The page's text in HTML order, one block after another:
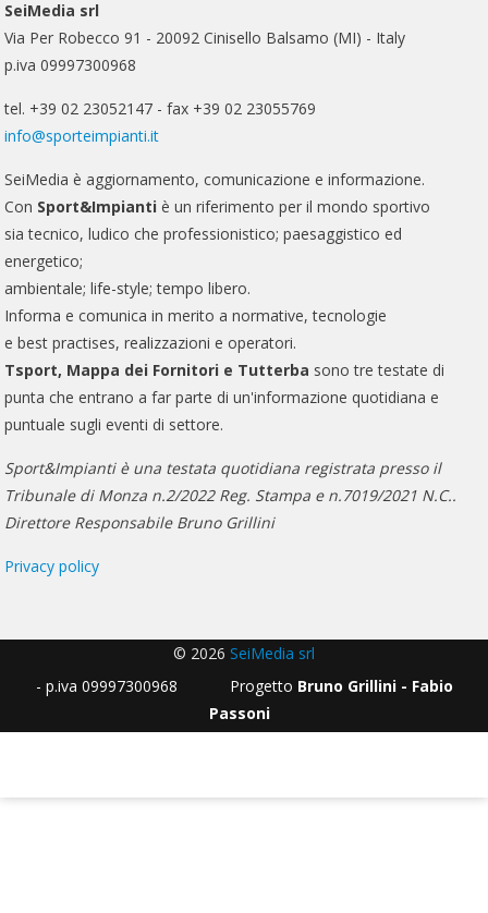
SeiMedia srl
Via Per Robecco 91 - 20092 Cinisello Balsamo (MI) - Italy
p.iva 09997300968
tel. +39 02 23052147 - fax +39 02 23055769
info@sporteimpianti.it
SeiMedia è aggiornamento, comunicazione e informazione.
Con Sport&Impianti è un riferimento per il mondo sportivo
sia tecnico, ludico che professionistico; paesaggistico ed
energetico;
ambientale; life-style; tempo libero.
Informa e comunica in merito a normative, tecnologie
e best practises, realizzazioni e operatori.
Tsport, Mappa dei Fornitori e Tutterba sono tre testate di
punta che entrano a far parte di un'informazione quotidiana e
puntuale sugli eventi di settore.
Sport&Impianti è una testata quotidiana registrata presso il
Tribunale di Monza n.2/2022 Reg. Stampa e n.7019/2021 N.C..
Direttore Responsabile Bruno Grillini
Privacy policy
© 2026 SeiMedia srl
- p.iva 09997300968 Progetto Bruno Grillini - Fabio
Passoni